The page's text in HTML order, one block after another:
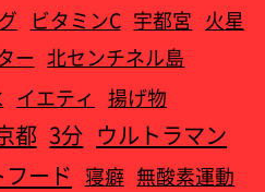
ビタミンC 宇都宮 火星
ー 北センチネル島
イエティ
揚げ物
都 3分 ウルトラマン
ード 寝癖 無酸素運動